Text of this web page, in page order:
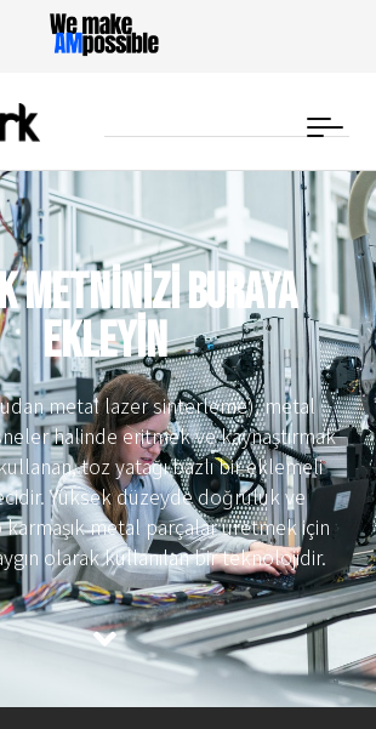
metninizi buraya
ekleyin
metal lazer sinterleme), metal
halinde eritmek ve kaynaştırmak
toz yatağı bazlı bir eklemeli
Yüksek düzeyde doğruluk ve
karmaşık metal parçalar üretmek için
olarak kullanılan bir teknolojidir.